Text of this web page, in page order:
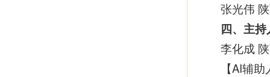
张光伟
四、主持
李化成
【AI辅